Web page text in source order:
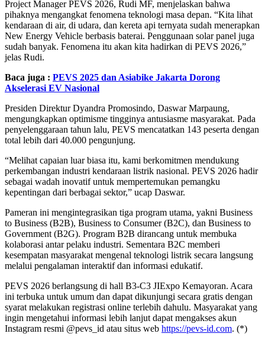
Project Manager PEVS 2026, Rudi MF, menjelaskan bahwa
pihaknya mengangkat fenomena teknologi masa depan. “Kita lihat
kendaraan di air, di udara, dan kereta api ternyata sudah menerapkan
New Energy Vehicle berbasis baterai. Penggunaan solar panel juga
sudah banyak. Fenomena itu akan kita hadirkan di PEVS 2026,”
jelas Rudi.
Baca juga : PEVS 2025 dan Asiabike Jakarta Dorong
Akselerasi EV Nasional
Presiden Direktur Dyandra Promosindo, Daswar Marpaung,
mengungkapkan optimisme tingginya antusiasme masyarakat. Pada
penyelenggaraan tahun lalu, PEVS mencatatkan 143 peserta dengan
total lebih dari 40.000 pengunjung.
“Melihat capaian luar biasa itu, kami berkomitmen mendukung
perkembangan industri kendaraan listrik nasional. PEVS 2026 hadir
sebagai wadah inovatif untuk mempertemukan pemangku
kepentingan dari berbagai sektor,” ucap Daswar.
Pameran ini mengintegrasikan tiga program utama, yakni Business
to Business (B2B), Business to Consumer (B2C), dan Business to
Government (B2G). Program B2B dirancang untuk membuka
kolaborasi antar pelaku industri. Sementara B2C memberi
kesempatan masyarakat mengenal teknologi listrik secara langsung
melalui pengalaman interaktif dan informasi edukatif.
PEVS 2026 berlangsung di hall B3-C3 JIExpo Kemayoran. Acara
ini terbuka untuk umum dan dapat dikunjungi secara gratis dengan
syarat melakukan registrasi online terlebih dahulu. Masyarakat yang
ingin mengetahui informasi lebih lanjut dapat mengakses akun
Instagram resmi @pevs_id atau situs web https://pevs-id.com. (*)